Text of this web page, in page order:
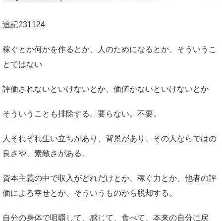
追記231124
稼ぐとか何かを作るとか、人のためになるとか、そういうこ
とではない
評価されないといけないとか、価値がないといけないとか
そういうことも排除する。要らない。不要。
人それぞれ生い立ちがあり、背景があり、その人ならではの
良さや、素敵さがある。
資本主義の中で収入がどれだけとか、稼ぐ力とか、他者の評
価による幸せとか、そういうものから脱却する。
自分の身体で咀嚼して、感じて、食べて、本来の自分に戻